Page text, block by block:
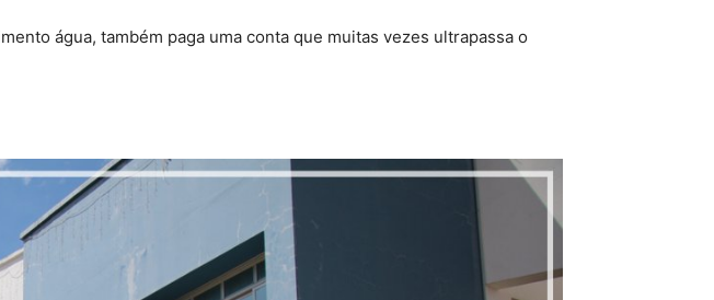
água, também paga uma conta que muitas vezes ultrapassa o